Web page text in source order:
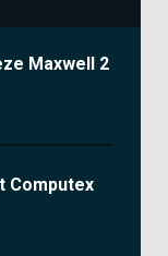
Maxwell 2
Computex